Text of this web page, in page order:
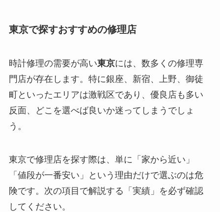
東京で探すおすすめの修理店
時計修理の需要が高い東京には、数多くの修理専
門店が存在します。特に銀座、新宿、上野、御徒
町といったエリアは激戦区であり、優良店も多い
反面、どこを選べば良いか迷ってしまうでしょ
う。
東京で修理店を探す際は、単に「家から近い」
「値段が一番安い」という理由だけで選ぶのは危
険です。次の項目で解説する「実績」を必ず確認
してください。